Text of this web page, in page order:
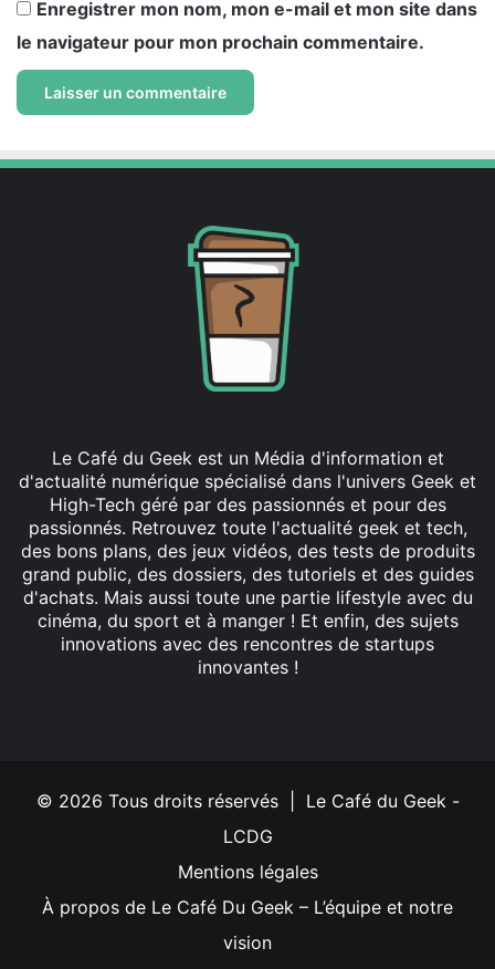
Enregistrer mon nom, mon e-mail et mon site dans
le navigateur pour mon prochain commentaire.
Le Café du Geek est un Média d'information et
d'actualité numérique spécialisé dans l'univers Geek et
High-Tech géré par des passionnés et pour des
passionnés. Retrouvez toute l'actualité geek et tech,
des bons plans, des jeux vidéos, des tests de produits
grand public, des dossiers, des tutoriels et des guides
d'achats. Mais aussi toute une partie lifestyle avec du
cinéma, du sport et à manger ! Et enfin, des sujets
innovations avec des rencontres de startups
innovantes !
© 2026 Tous droits réservés | Le Café du Geek -
LCDG
Mentions légales
À propos de Le Café Du Geek – L’équipe et notre
vision